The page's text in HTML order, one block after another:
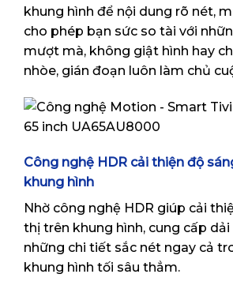
khung hình để nội dung rõ nét,
cho phép bạn sức so tài với
mượt mà, không giật hình hay
nhòe, gián đoạn luôn làm chủ
Công nghệ HDR cải thiện độ
khung hình
Nhờ công nghệ HDR giúp cải
thị trên khung hình, cung cấp dải
những chi tiết sắc nét ngay cả
khung hình tối sâu thẳm.